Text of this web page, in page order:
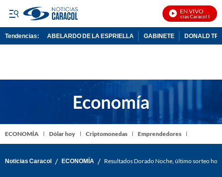
EN VIVO
Noticias Caracol En Vivo
Tendencias: ABELARDO DE LA ESPRIELLA GABINETE DONALD
ECONOMÍA Dólar hoy Criptomonedas Emprendedores
Noticias Caracol / ECONOMÍA / Resultados Dorado Noche, último sorteo